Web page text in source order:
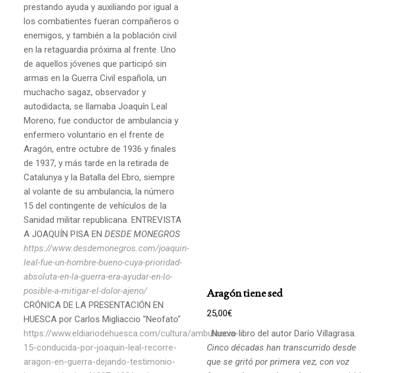
prestando ayuda y auxiliando por igual a
los combatientes fueran compañeros o
enemigos, y también a la población civil
en la retaguardia próxima al frente. Uno
de aquellos jóvenes que participó sin
armas en la Guerra Civil española, un
muchacho sagaz, observador y
autodidacta, se llamaba Joaquín Leal
Moreno; fue conductor de ambulancia y
enfermero voluntario en el frente de
Aragón, entre octubre de 1936 y finales
de 1937, y más tarde en la retirada de
Catalunya y la Batalla del Ebro, siempre
al volante de su ambulancia, la número
15 del contingente de vehículos de la
Sanidad militar republicana. ENTREVISTA
A JOAQUÍN PISA EN DESDE MONEGROS
https://www.desdemonegros.com/joaquin-
leal-fue-un-hombre-bueno-cuya-prioridad-
absoluta-en-la-guerra-era-ayudar-en-lo-
posible-a-mitigar-el-dolor-ajeno/
CRÓNICA DE LA PRESENTACIÓN EN
HUESCA por Carlos Migliaccio "Neofato"
https://www.eldiariodehuesca.com/cultura/ambulancia-
15-conducida-por-joaquin-leal-recorre-
aragon-en-guerra-dejando-testimonio-
Aragón tiene sed
25,00€
Nuevo libro del autor Darío Villagrasa.
Cinco décadas han transcurrido desde
que se gritó por primera vez, con voz